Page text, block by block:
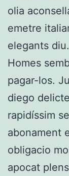
olia
emetre
elegants
Homes
pagar-los.
diego
rapidíssim
abonament
obligacio
apocat